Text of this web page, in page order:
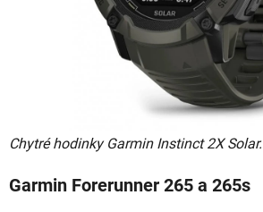
Chytré hodinky Garmin Instinct 2X Solar.
Garmin Forerunner 265 a 265s